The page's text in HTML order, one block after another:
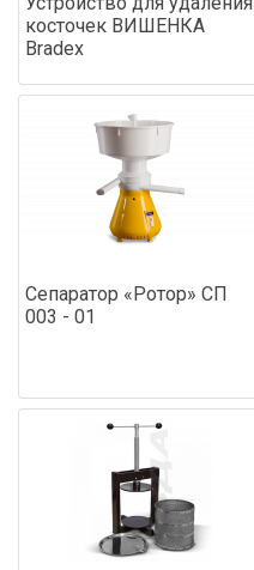
косточек ВИШЕНКА
Bradex
Сепаратор «Ротор» СП
003 - 01